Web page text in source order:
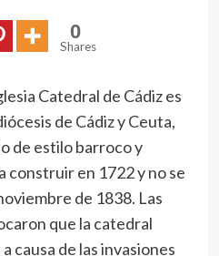
0
Shares
Catedral de Cádiz es
de Cádiz y Ceuta,
de estilo barroco y
construir en 1722 y no se
de 1838. Las
que la catedral
causa de las invasiones